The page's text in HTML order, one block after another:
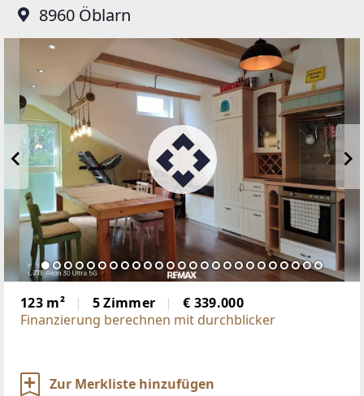
8960 Öblarn
123 m² 5 Zimmer
€ 339.000
Finanzierung berechnen mit durchblicker
Zur Merkliste hinzufügen